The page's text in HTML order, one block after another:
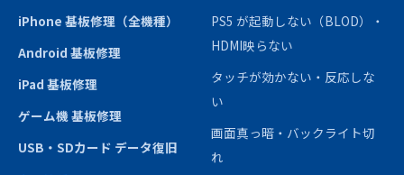
iPhone 基板修理（全機種）
Android 基板修理
iPad 基板修理
ゲーム機 基板修理
USB・SDカード データ復旧
PS5 が起動しない（BLOD）・
HDMI映らない
タッチが効かない・反応しな
い
画面真っ暗・バックライト切
れ